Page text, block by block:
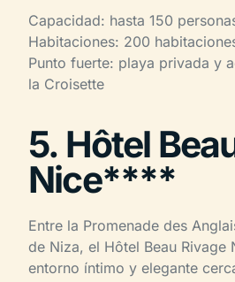
Capacidad: hasta 150
Habitaciones: 200
Punto fuerte: playa privada y
la Croisette
5. Hôtel
Nice****
Entre la Promenade des
de Niza, el Hôtel Beau
entorno íntimo y elegante